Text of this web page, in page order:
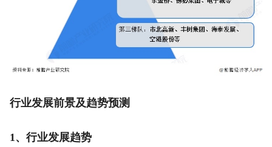
行业发展前景及趋势预测
1、行业发展趋势